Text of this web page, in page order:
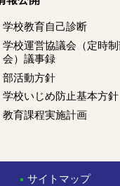
学校教育自己診断
学校運営協議会（定時制
会）議事録
部活動方針
学校いじめ防止基本方針
教育課程実施計画
サイトマップ